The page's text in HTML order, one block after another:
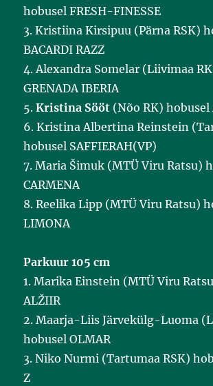
hobusel FRESH-FINESSE
3. Kristiina Kirsipuu (Pärna RSK)
BACARDI RAZZ
4. Alexandra Somelar (Liivimaa
GRENADA IBERIA
5.Kristina Sööt (Nõo RK) hobusel
6. Kristina Albertina Reinstein
hobusel SAFFIERAH(VP)
7. Maria Šimuk (MTÜ Viru Ratsu)
CARMENA
8. Reelika Lipp (MTÜ Viru Ratsu)
LIMONA
Parkuur 105 cm
1. Marika Einstein (MTÜ Viru
ALŽIIR
2. Maarja-Liis Järvekülg-Luoma
hobusel OLMAR
3. Niko Nurmi (Tartumaa RSK)
Z